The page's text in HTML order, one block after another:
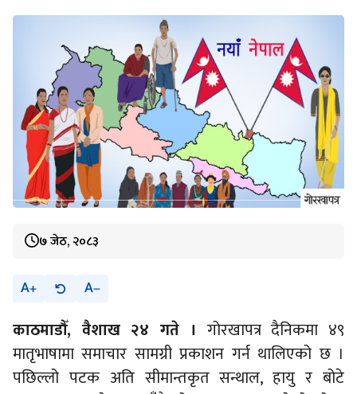
भएसँगै यो सङ्ख्या ४९ पुगेको हो ।
७ जेठ, २०८३
A A
काठमाडौँ, वैशाख २४ गते ।गोरखापत्र दैनिकमा ४९